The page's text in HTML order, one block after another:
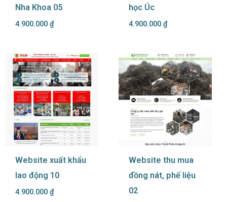
Nha Khoa 05
4.900.000 ₫
học Úc
4.900.000 ₫
Website xuất khẩu
lao động 10
4.900.000 ₫
Website thu mua
đồng nát, phế liệu
02